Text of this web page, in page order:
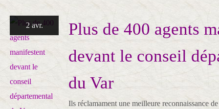
2 avr.
Plus de 400 agents
devant le conseil
du Var
Ils réclamament une meilleure reconnaissance